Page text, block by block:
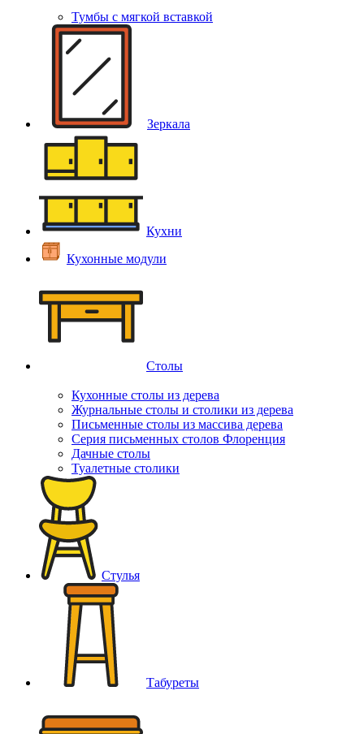
Тумбы с мягкой вставкой
Зеркала
Кухни
Кухонные модули
Столы
Кухонные столы из дерева
Журнальные столы и столики из дерева
Письменные столы из массива дерева
Серия письменных столов Флоренция
Дачные столы
Туалетные столики
Стулья
Табуреты